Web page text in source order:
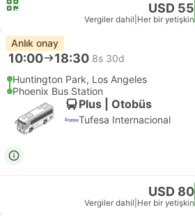
USD 55
Vergiler dahil Her bir yetişkin
Anlık onay
10:00 18:30 8s 30d
Huntington Park, Los Angeles
Phoenix Bus Station
Plus | Otobüs
Tufesa Internacional
USD 80
Vergiler dahil Her bir yetişkin